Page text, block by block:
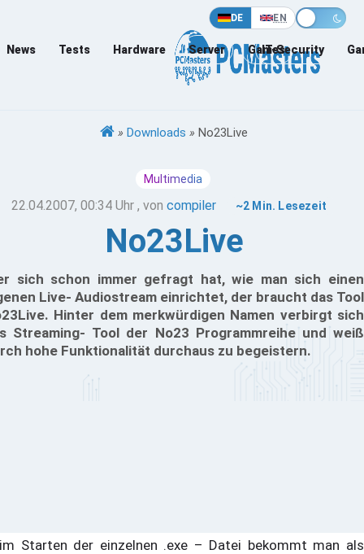
DE EN
News Tests Hardware Server Games
IT-Security
» Downloads » No23Live
Multimedia
22.04.2007, 00:34 Uhr , von compiler ~2 Min. Lesezeit
No23Live
sich schon immer gefragt hat, wie man sich einen
Live- Audiostream einrichtet, der braucht das Tool
Hinter dem merkwürdigen Namen verbirgt sich
Streaming- Tool der No23 Programmreihe und weiß
hohe Funktionalität durchaus zu begeistern.
Starten der einzelnen .exe – Datei bekommt man als